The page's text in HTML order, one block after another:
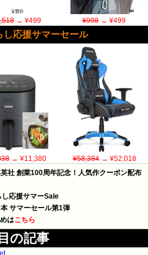
→ ¥499 ¥998→ ¥499
応援サマーセール
→ ¥11,380 ¥58,384→ ¥52,018
社 創業100周年記念！人気作クーポン配布
応援サマーSale
サマーセール第1弾
はこちら
の記事